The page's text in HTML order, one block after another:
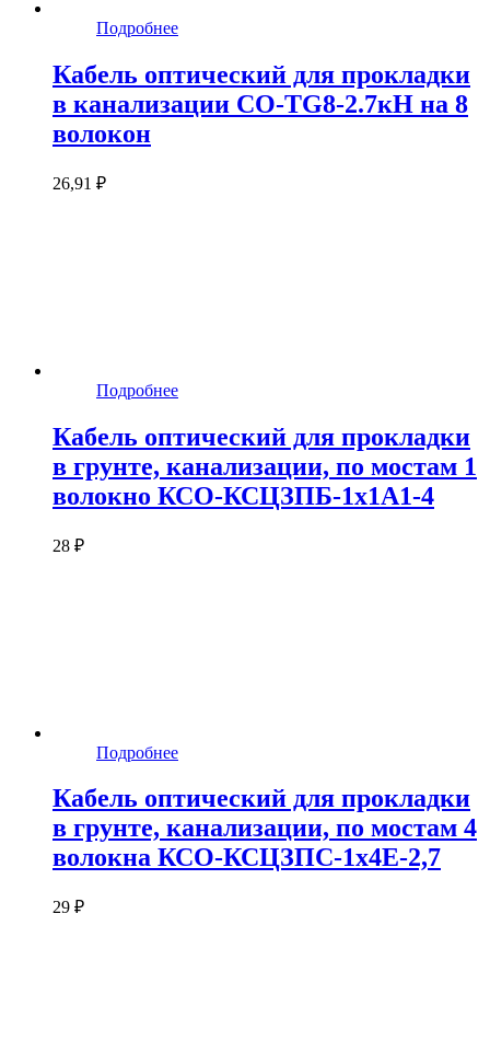
Подробнее
Кабель оптический для прокладки
в канализации CO-TG8-2.7кН на 8
волокон
26,91 ₽
Подробнее
Кабель оптический для прокладки
в грунте, канализации, по мостам 1
волокно КСО-КСЦЗПБ-1х1А1-4
28 ₽
Подробнее
Кабель оптический для прокладки
в грунте, канализации, по мостам 4
волокна КСО-КСЦЗПС-1х4Е-2,7
29 ₽